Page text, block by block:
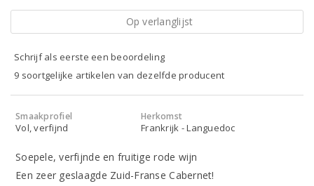
Op verlanglijst
Schrijf als eerste een beoordeling
9 soortgelijke artikelen van dezelfde producent
Smaakprofiel
Vol, verfijnd
Herkomst
Frankrijk - Languedoc
Soepele, verfijnde en fruitige rode wijn
Een zeer geslaagde Zuid-Franse Cabernet!